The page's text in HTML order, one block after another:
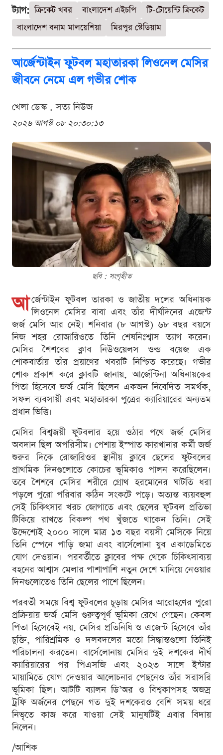
ট্যাগ: ক্রিকেট খবর বাংলাদেশ এইচপি
টি-টোয়েন্টি ক্রিকেট
বাংলাদেশ বনাম মালয়েশিয়া
মিরপুর স্টেডিয়াম
আর্জেন্টাইন ফুটবল মহাতারকা লিওনেল মেসির
জীবনে নেমে এল গভীর শোক
খেলা ডেস্ক . সত্য নিউজ
২০২৬ আগস্ট ০৮ ২০:৩০:১৩
ছবি : সংগৃহীত
আ র্জেন্টাইন ফুটবল তারকা ও জাতীয় দলের অধিনায়ক
লিওনেল মেসির বাবা এবং তাঁর দীর্ঘদিনের এজেন্ট
জর্জ মেসি আর নেই। শনিবার (৮ আগস্ট) ৬৮ বছর বয়সে
নিজ শহর রোজারিওতে তিনি শেষনিঃশ্বাস ত্যাগ করেন।
মেসির শৈশবের ক্লাব নিউওয়েলস ওল্ড বয়েজ এক
শোকবার্তায় তাঁর প্রয়াণের খবরটি নিশ্চিত করেছে। গভীর
শোক প্রকাশ করে ক্লাবটি জানায়, আর্জেন্টিনা অধিনায়কের
পিতা হিসেবে জর্জ মেসি ছিলেন একজন নিবেদিত সমর্থক,
সফল ব্যবসায়ী এবং মহাতারকা পুত্রের ক্যারিয়ারের অন্যতম
প্রধান ভিত্তি।
মেসির বিশ্বজয়ী ফুটবলার হয়ে ওঠার পথে জর্জ মেসির
অবদান ছিল অপরিসীম। পেশায় ইস্পাত কারখানার কর্মী জর্জ
শুরুর দিকে রোজারিওর স্থানীয় ক্লাবে ছেলের ফুটবলের
প্রাথমিক দিনগুলোতে কোচের ভূমিকাও পালন করেছিলেন।
তবে শৈশবে মেসির শরীরে গ্রোথ হরমোনের ঘাটতি ধরা
পড়লে পুরো পরিবার কঠিন সংকটে পড়ে। অত্যন্ত ব্যয়বহুল
সেই চিকিৎসার খরচ জোগাতে এবং ছেলের ফুটবল প্রতিভা
টিকিয়ে রাখতে বিকল্প পথ খুঁজতে থাকেন তিনি। সেই
উদ্দেশ্যেই ২০০০ সালে মাত্র ১৩ বছর বয়সী মেসিকে নিয়ে
তিনি স্পেনে পাড়ি জমা এবং বার্সেলোনা যুব একাডেমিতে
যোগ দেওয়ান। পরবর্তীতে ক্লাবের পক্ষ থেকে চিকিৎসাব্যয়
বহনের আশ্বাস মেলার পাশাপাশি নতুন দেশে মানিয়ে নেওয়ার
দিনগুলোতেও তিনি ছেলের পাশে ছিলেন।
পরবর্তী সময়ে বিশ্ব ফুটবলের চূড়ায় মেসির আরোহণের পুরো
প্রক্রিয়ায় জর্জ মেসি গুরুত্বপূর্ণ ভূমিকা রেখে গেছেন। কেবল
পিতা হিসেবেই নয়, মেসির প্রতিনিধি ও এজেন্ট হিসেবে তাঁর
চুক্তি, পারিশ্রমিক ও দলবদলের মতো সিদ্ধান্তগুলো তিনিই
পরিচালনা করতেন। বার্সেলোনায় মেসির দুই দশকের দীর্ঘ
ক্যারিয়ারের পর পিএসজি এবং ২০২৩ সালে ইন্টার
মায়ামিতে যোগ দেওয়ার আলোচনার পেছনেও তাঁর সরাসরি
ভূমিকা ছিল। আটটি ব্যালন ডি’অর ও বিশ্বকাপসহ অজস্র
ট্রফি অর্জনের পেছনে গত দুই দশকেরও বেশি সময় ধরে
নিভৃতে কাজ করে যাওয়া সেই মানুষটিই এবার বিদায়
নিলেন।
/আশিক